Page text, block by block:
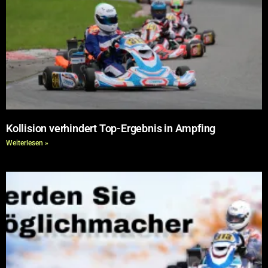
Kollision verhindert Top-Ergebnis in Ampfing
Weiterlesen »